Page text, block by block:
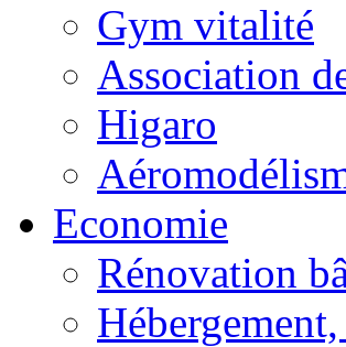
Gym vitalité
Association
Higaro
Economie
Rénovation